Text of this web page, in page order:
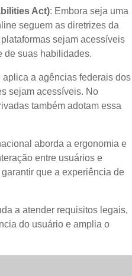
Act): Embora seja uma
seguem as diretrizes da
sejam acessíveis
de suas habilidades.
aplica a agências federais dos
sejam acessíveis. No
também adotam essa
aborda a ergonomia e
entre usuários e
que a experiência de
a atender requisitos legais,
do usuário e amplia o